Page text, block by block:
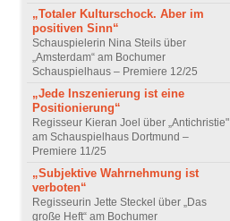
„Totaler Kulturschock. Aber im
positiven Sinn“
Schauspielerin Nina Steils über
„Amsterdam“ am Bochumer
Schauspielhaus – Premiere 12/25
„Jede Inszenierung ist eine
Positionierung“
Regisseur Kieran Joel über „Antichristie"
am Schauspielhaus Dortmund –
Premiere 11/25
„Subjektive Wahrnehmung ist
verboten“
Regisseurin Jette Steckel über „Das
große Heft“ am Bochumer